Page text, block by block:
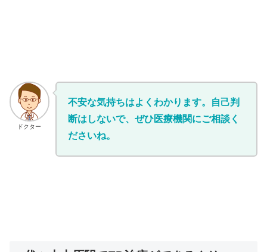
ドクター
不安な気持ちはよくわかります。自己判
断はしないで、ぜひ医療機関にご相談く
ださいね。